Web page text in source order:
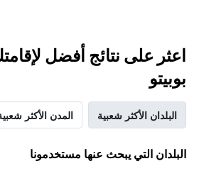
اعثر على نتائج أفضل
بوبيتو
البلدان الأكثر شعبية المدن الأكثر
البلدان التي يبحث عنها مستخدمونا